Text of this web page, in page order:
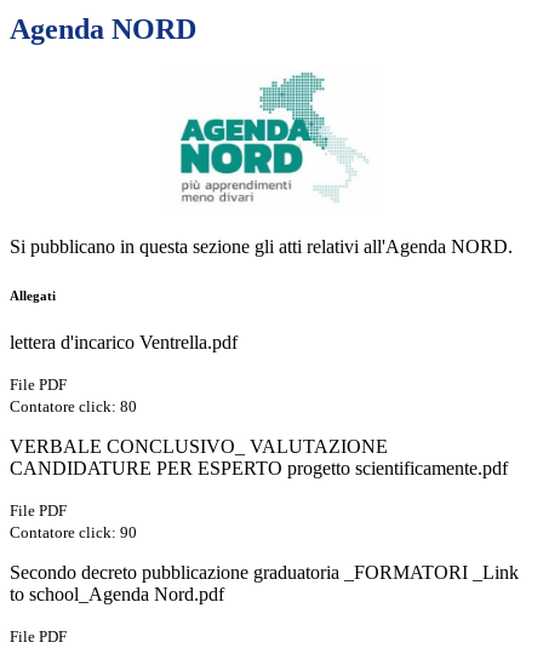
Agenda NORD
Si pubblicano in questa sezione gli atti relativi all'Agenda NORD.
Allegati
lettera d'incarico Ventrella.pdf
File PDF
Contatore click: 80
VERBALE CONCLUSIVO_ VALUTAZIONE
CANDIDATURE PER ESPERTO progetto scientificamente.pdf
File PDF
Contatore click: 90
Secondo decreto pubblicazione graduatoria _FORMATORI _Link
to school_Agenda Nord.pdf
File PDF